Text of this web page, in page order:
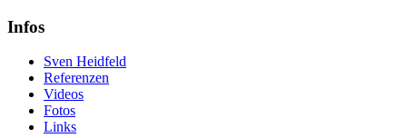
Infos
Sven Heidfeld
Referenzen
Videos
Fotos
Links